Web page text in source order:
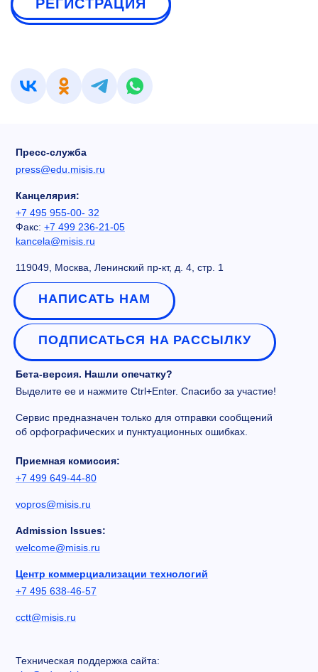
РЕГИСТРАЦИЯ
Пресс-служба
press@edu.misis.ru
Канцелярия:
+7 495 955-00- 32
Факс: +7 499 236-21-05
kancela@misis.ru
119049, Москва, Ленинский пр-кт, д. 4, стр. 1
НАПИСАТЬ НАМ
ПОДПИСАТЬСЯ НА РАССЫЛКУ
Бета-версия. Нашли опечатку?
Выделите ее и нажмите Ctrl+Enter. Спасибо за участие!
Сервис предназначен только для отправки сообщений
об орфографических и пунктуационных ошибках.
Приемная комиссия:
+7 499 649-44-80
vopros@misis.ru
Admission Issues:
welcome@misis.ru
Центр коммерциализации технологий
+7 495 638-46-57
cctt@misis.ru
Техническая поддержка сайта: